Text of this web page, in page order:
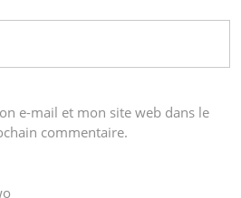
e-mail et mon site web dans le
commentaire.